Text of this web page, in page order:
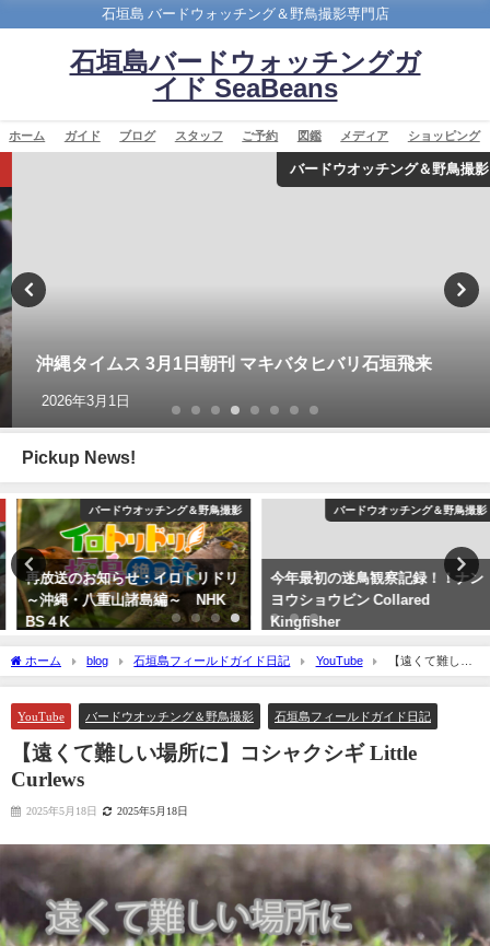
石垣島 バードウォッチング＆野鳥撮影専門店
石垣島バードウォッチングガ
イド SeaBeans
ホーム ガイド ブログ スタッフ ご予約 図鑑 メディア ショッピング
バードウオッチング＆野鳥撮影
沖縄タイムス 3月1日朝刊 マキバタヒバリ石垣飛来
2026年3月1日
Pickup News!
バードウオッチング＆野鳥撮影
再放送のお知らせ：イロトリドリ
～沖縄・八重山諸島編～ NHK
BS４K
バードウオッチング＆野鳥撮影
今年最初の迷鳥観察記録！！ナン
ヨウショウビン Collared
Kingfisher
ホーム blog 石垣島フィールドガイド日記 YouTube
【遠くて難しい
場所に】コシャクシギ Little Curlews
YouTube バードウオッチング＆野鳥撮影 石垣島フィールドガイド日記
【遠くて難しい場所に】コシャクシギ Little
Curlews
2025年5月18日 2025年5月18日